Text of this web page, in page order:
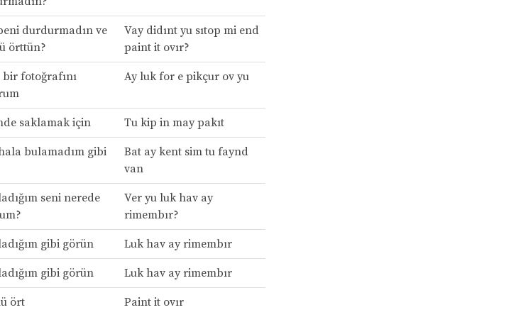
durdurmadın ve
örttün?
Vay didınt yu sıtop mi end
paint it ovır?
bir fotoğrafını
Ay luk for e pikçur ov yu
saklamak için Tu kip in may pakıt
bulamadım gibi
Bat ay kent sim tu faynd
van
seni nerede
Ver yu luk hav ay
rimembır?
gibi görün Luk hav ay rimembır
gibi görün Luk hav ay rimembır
ört Paint it ovır